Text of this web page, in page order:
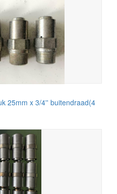
25mm x 3/4'' buitendraad(4